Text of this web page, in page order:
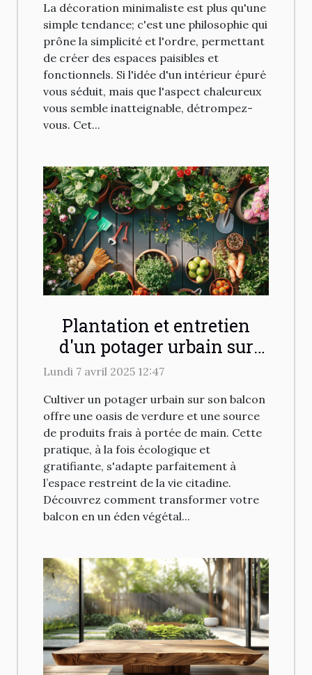
chaleureux
La décoration minimaliste est plus qu'une
simple tendance; c'est une philosophie qui
prône la simplicité et l'ordre, permettant
de créer des espaces paisibles et
fonctionnels. Si l'idée d'un intérieur épuré
vous séduit, mais que l'aspect chaleureux
vous semble inatteignable, détrompez-
vous. Cet...
Plantation et entretien
d'un potager urbain sur
votre balcon conseils
Lundi 7 avril 2025 12:47
Cultiver un potager urbain sur son balcon
offre une oasis de verdure et une source
de produits frais à portée de main. Cette
pratique, à la fois écologique et
gratifiante, s'adapte parfaitement à
l’espace restreint de la vie citadine.
Découvrez comment transformer votre
balcon en un éden végétal...